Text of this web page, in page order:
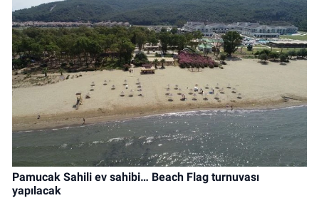
Pamucak Sahili ev sahibi… Beach Flag turnuvası
yapılacak